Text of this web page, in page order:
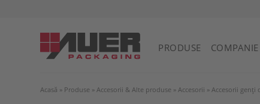
PRODUSE COMPANIE
Acasă » Produse » Accesorii & Alte produse » Accesorii » Accesorii genți